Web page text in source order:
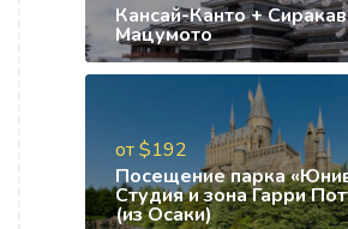
Кансай-Канто +
Мацумото
от $192
Посещение парка
Студия и зона Гарри
(из Осаки)